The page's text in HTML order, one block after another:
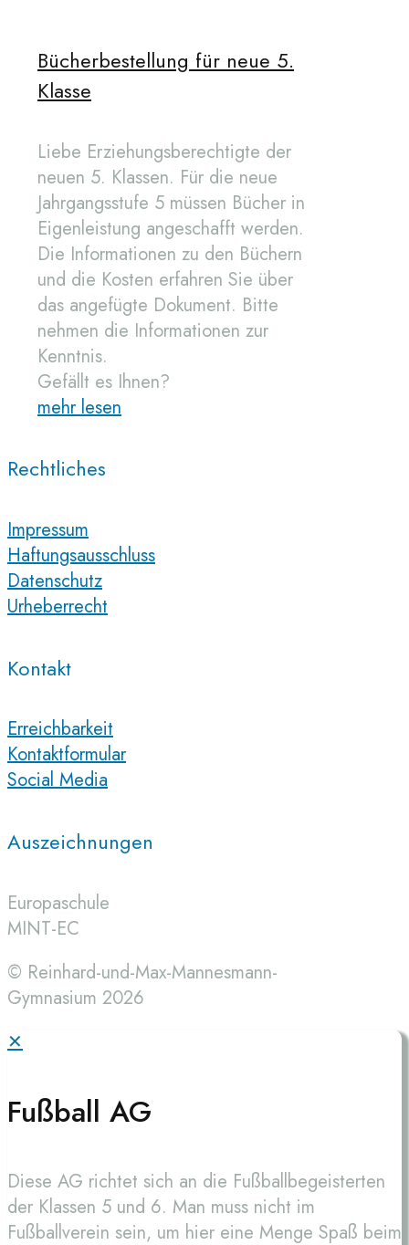
Bücherbestellung für neue 5.
Klasse
Liebe Erziehungsberechtigte der
neuen 5. Klassen. Für die neue
Jahrgangsstufe 5 müssen Bücher in
Eigenleistung angeschafft werden.
Die Informationen zu den Büchern
und die Kosten erfahren Sie über
das angefügte Dokument. Bitte
nehmen die Informationen zur
Kenntnis.
Gefällt es Ihnen?
mehr lesen
Rechtliches
Impressum
Haftungsausschluss
Datenschutz
Urheberrecht
Kontakt
Erreichbarkeit
Kontaktformular
Social Media
Auszeichnungen
Europaschule
MINT-EC
© Reinhard-und-Max-Mannesmann-
Gymnasium 2026
✕
Fußball AG
Diese AG richtet sich an die Fußballbegeisterten
der Klassen 5 und 6. Man muss nicht im
Fußballverein sein, um hier eine Menge Spaß beim